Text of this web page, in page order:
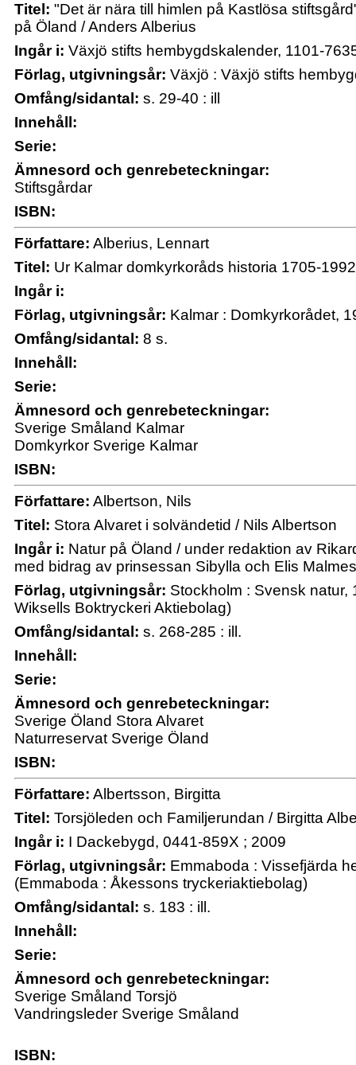
Titel: "Det är nära till himlen på Kastlösa
på Öland / Anders Alberius
Ingår i: Växjö stifts hembygdskalender, 1101-
Förlag, utgivningsår: Växjö : Växjö stifts
Omfång/sidantal: s. 29-40 : ill
Innehåll:
Serie:
Ämnesord och genrebeteckningar:
Stiftsgårdar
ISBN:
Författare: Alberius, Lennart
Titel: Ur Kalmar domkyrkoråds historia 1705-
Ingår i:
Förlag, utgivningsår: Kalmar : Domkyrkorådet,
Omfång/sidantal: 8 s.
Innehåll:
Serie:
Ämnesord och genrebeteckningar:
Sverige Småland Kalmar
Domkyrkor Sverige Kalmar
ISBN:
Författare: Albertson, Nils
Titel: Stora Alvaret i solvändetid / Nils Albertson
Ingår i: Natur på Öland / under redaktion av
med bidrag av prinsessan Sibylla och Elis
Förlag, utgivningsår: Stockholm : Svensk natur,
Wiksells Boktryckeri Aktiebolag)
Omfång/sidantal: s. 268-285 : ill.
Innehåll:
Serie:
Ämnesord och genrebeteckningar:
Sverige Öland Stora Alvaret
Naturreservat Sverige Öland
ISBN:
Författare: Albertsson, Birgitta
Titel: Torsjöleden och Familjerundan / Birgitta
Ingår i: I Dackebygd, 0441-859X ; 2009
Förlag, utgivningsår: Emmaboda : Vissefjärda
(Emmaboda : Åkessons tryckeriaktiebolag)
Omfång/sidantal: s. 183 : ill.
Innehåll:
Serie:
Ämnesord och genrebeteckningar:
Sverige Småland Torsjö
Vandringsleder Sverige Småland
ISBN: